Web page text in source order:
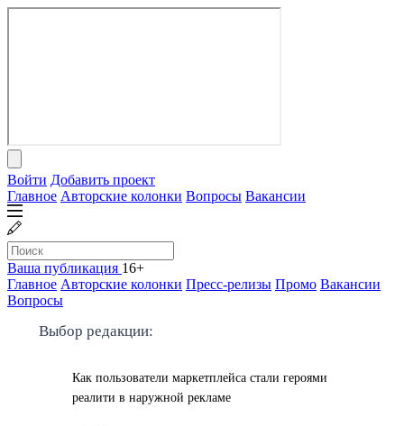
Войти Добавить проект
Главное Авторские колонки Вопросы Вакансии
Ваша публикация 16+
Главное Авторские колонки Пресс-релизы Промо Вакансии
Вопросы
Выбор редакции:
Как пользователи маркетплейса стали героями
реалити в наружной рекламе